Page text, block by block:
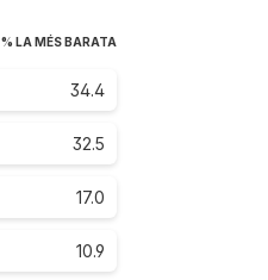
% LA MÉS BARATA
34.4
32.5
17.0
10.9